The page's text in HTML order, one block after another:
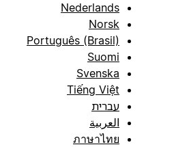
Nederlands
Norsk
Português (Brasil)
Suomi
Svenska
Tiếng Việt
עברית
العربية
ภาษาไทย